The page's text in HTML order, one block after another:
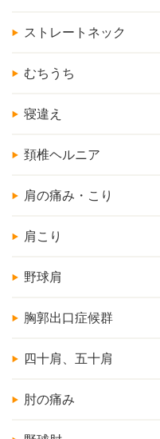
ストレートネック
むちうち
寝違え
頚椎ヘルニア
肩の痛み・こり
肩こり
野球肩
胸郭出口症候群
四十肩、五十肩
肘の痛み